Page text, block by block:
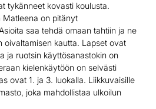
tykänneet kovasti koulusta.
Matleena on pitänyt
saa tehdä omaan tahtiin ja ne
oivaltamisen kautta. Lapset ovat
ja ruotsin käyttösanastokin on
kielenkäytöön on selvästi
ovat 1. ja 3. luokalla. Liikkuvaisille
joka mahdollistaa ulkoilun